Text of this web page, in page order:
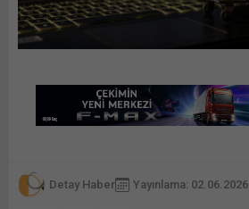
Detay Haber Yayınlama: 02.06.2026